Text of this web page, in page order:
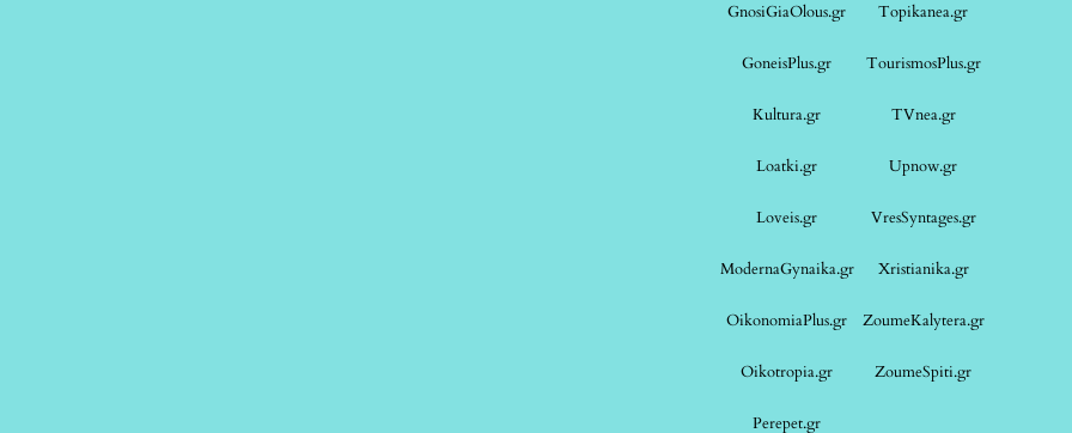
GnosiGiaOlous.gr Topikanea.gr
GoneisPlus.gr TourismosPlus.gr
Kultura.gr TVnea.gr
Loatki.gr Upnow.gr
Loveis.gr VresSyntages.gr
ModernaGynaika.gr Xristianika.gr
OikonomiaPlus.gr ZoumeKalytera.gr
Oikotropia.gr ZoumeSpiti.gr
Perepet.gr